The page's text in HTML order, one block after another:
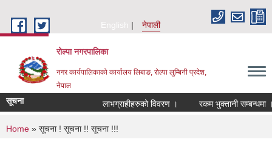
English
नेपाली
रोल्पा नगरपालिका
नगर कार्यपालिकाको कार्यालय लिबाङ, रोल्पा लुम्बिनी प्रदेश,
नेपाल
सूचना लाभग्राहीहरुको विवरण । रकम भुक्तानी सम्बन्धमा ।
You are here
Home » सूचना ! सूचना !! सूचना !!!